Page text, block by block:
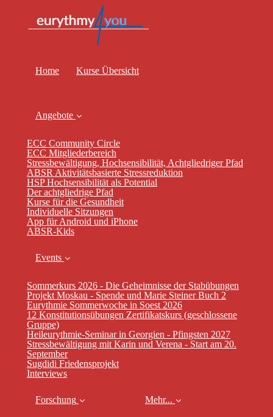
Home Kurse Übersicht
Angebote
ECC Community Circle
ECC Mitgliederbereich
Stressbewältigung, Hochsensibilität, Achtgliedriger Pfad
ABSR Aktivitätsbasierte Stressreduktion
HSP Hochsensibilität als Potential
Der achtgliedrige Pfad
Kurse für die Gesundheit
Individuelle Sitzungen
App für Android und iPhone
ABSR-Kids
Events
Sommerkurs 2026 - Die Geheimnisse der Stabübungen
Projekt Moskau - Spende und Marie Steiner Buch 2
Eurythmie Sommerwoche in Soest 2026
12 Konstitutionsübungen Zertifikatskurs (geschlossene
Gruppe)
Heileurythmie-Seminar in Georgien - Pfingsten 2027
Stressbewältigung mit Karin und Verena - Start am 20.
September
Sugdidi Friedensprojekt
Interviews
Forschung Mehr...